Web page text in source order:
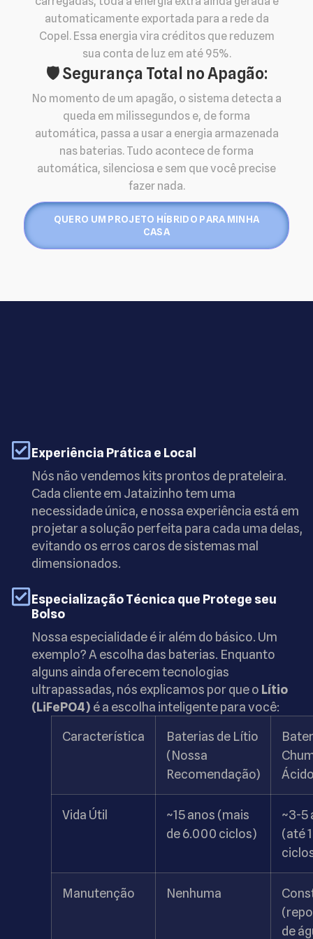
automaticamente exportada para a rede da
Copel. Essa energia vira créditos que reduzem
sua conta de luz em até 95%.
🛡️ Segurança Total no Apagão:
No momento de um apagão, o sistema detecta a
queda em milissegundos e, de forma
automática, passa a usar a energia armazenada
nas baterias. Tudo acontece de forma
automática, silenciosa e sem que você precise
fazer nada.
QUERO UM PROJETO HÍBRIDO PARA MINHA
CASA
Experiência Prática e Local
Nós não vendemos kits prontos de prateleira.
Cada cliente em Jataizinho tem uma
necessidade única, e nossa experiência está em
projetar a solução perfeita para cada uma delas,
evitando os erros caros de sistemas mal
dimensionados.
Especialização Técnica que Protege seu
Bolso
Nossa especialidade é ir além do básico. Um
exemplo? A escolha das baterias. Enquanto
alguns ainda oferecem tecnologias
ultrapassadas, nós explicamos por que o Lítio
(LiFePO4) é a escolha inteligente para você:
Característica
Baterias de Lítio
(Nossa
Recomendação)
Vida Útil
~15 anos (mais
de 6.000 ciclos)
~3-5
(até
Manutenção Nenhuma
de